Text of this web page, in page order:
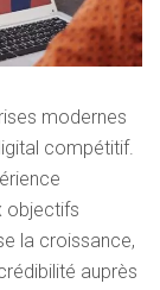
modernes
compétitif.
objectifs
la croissance,
auprès